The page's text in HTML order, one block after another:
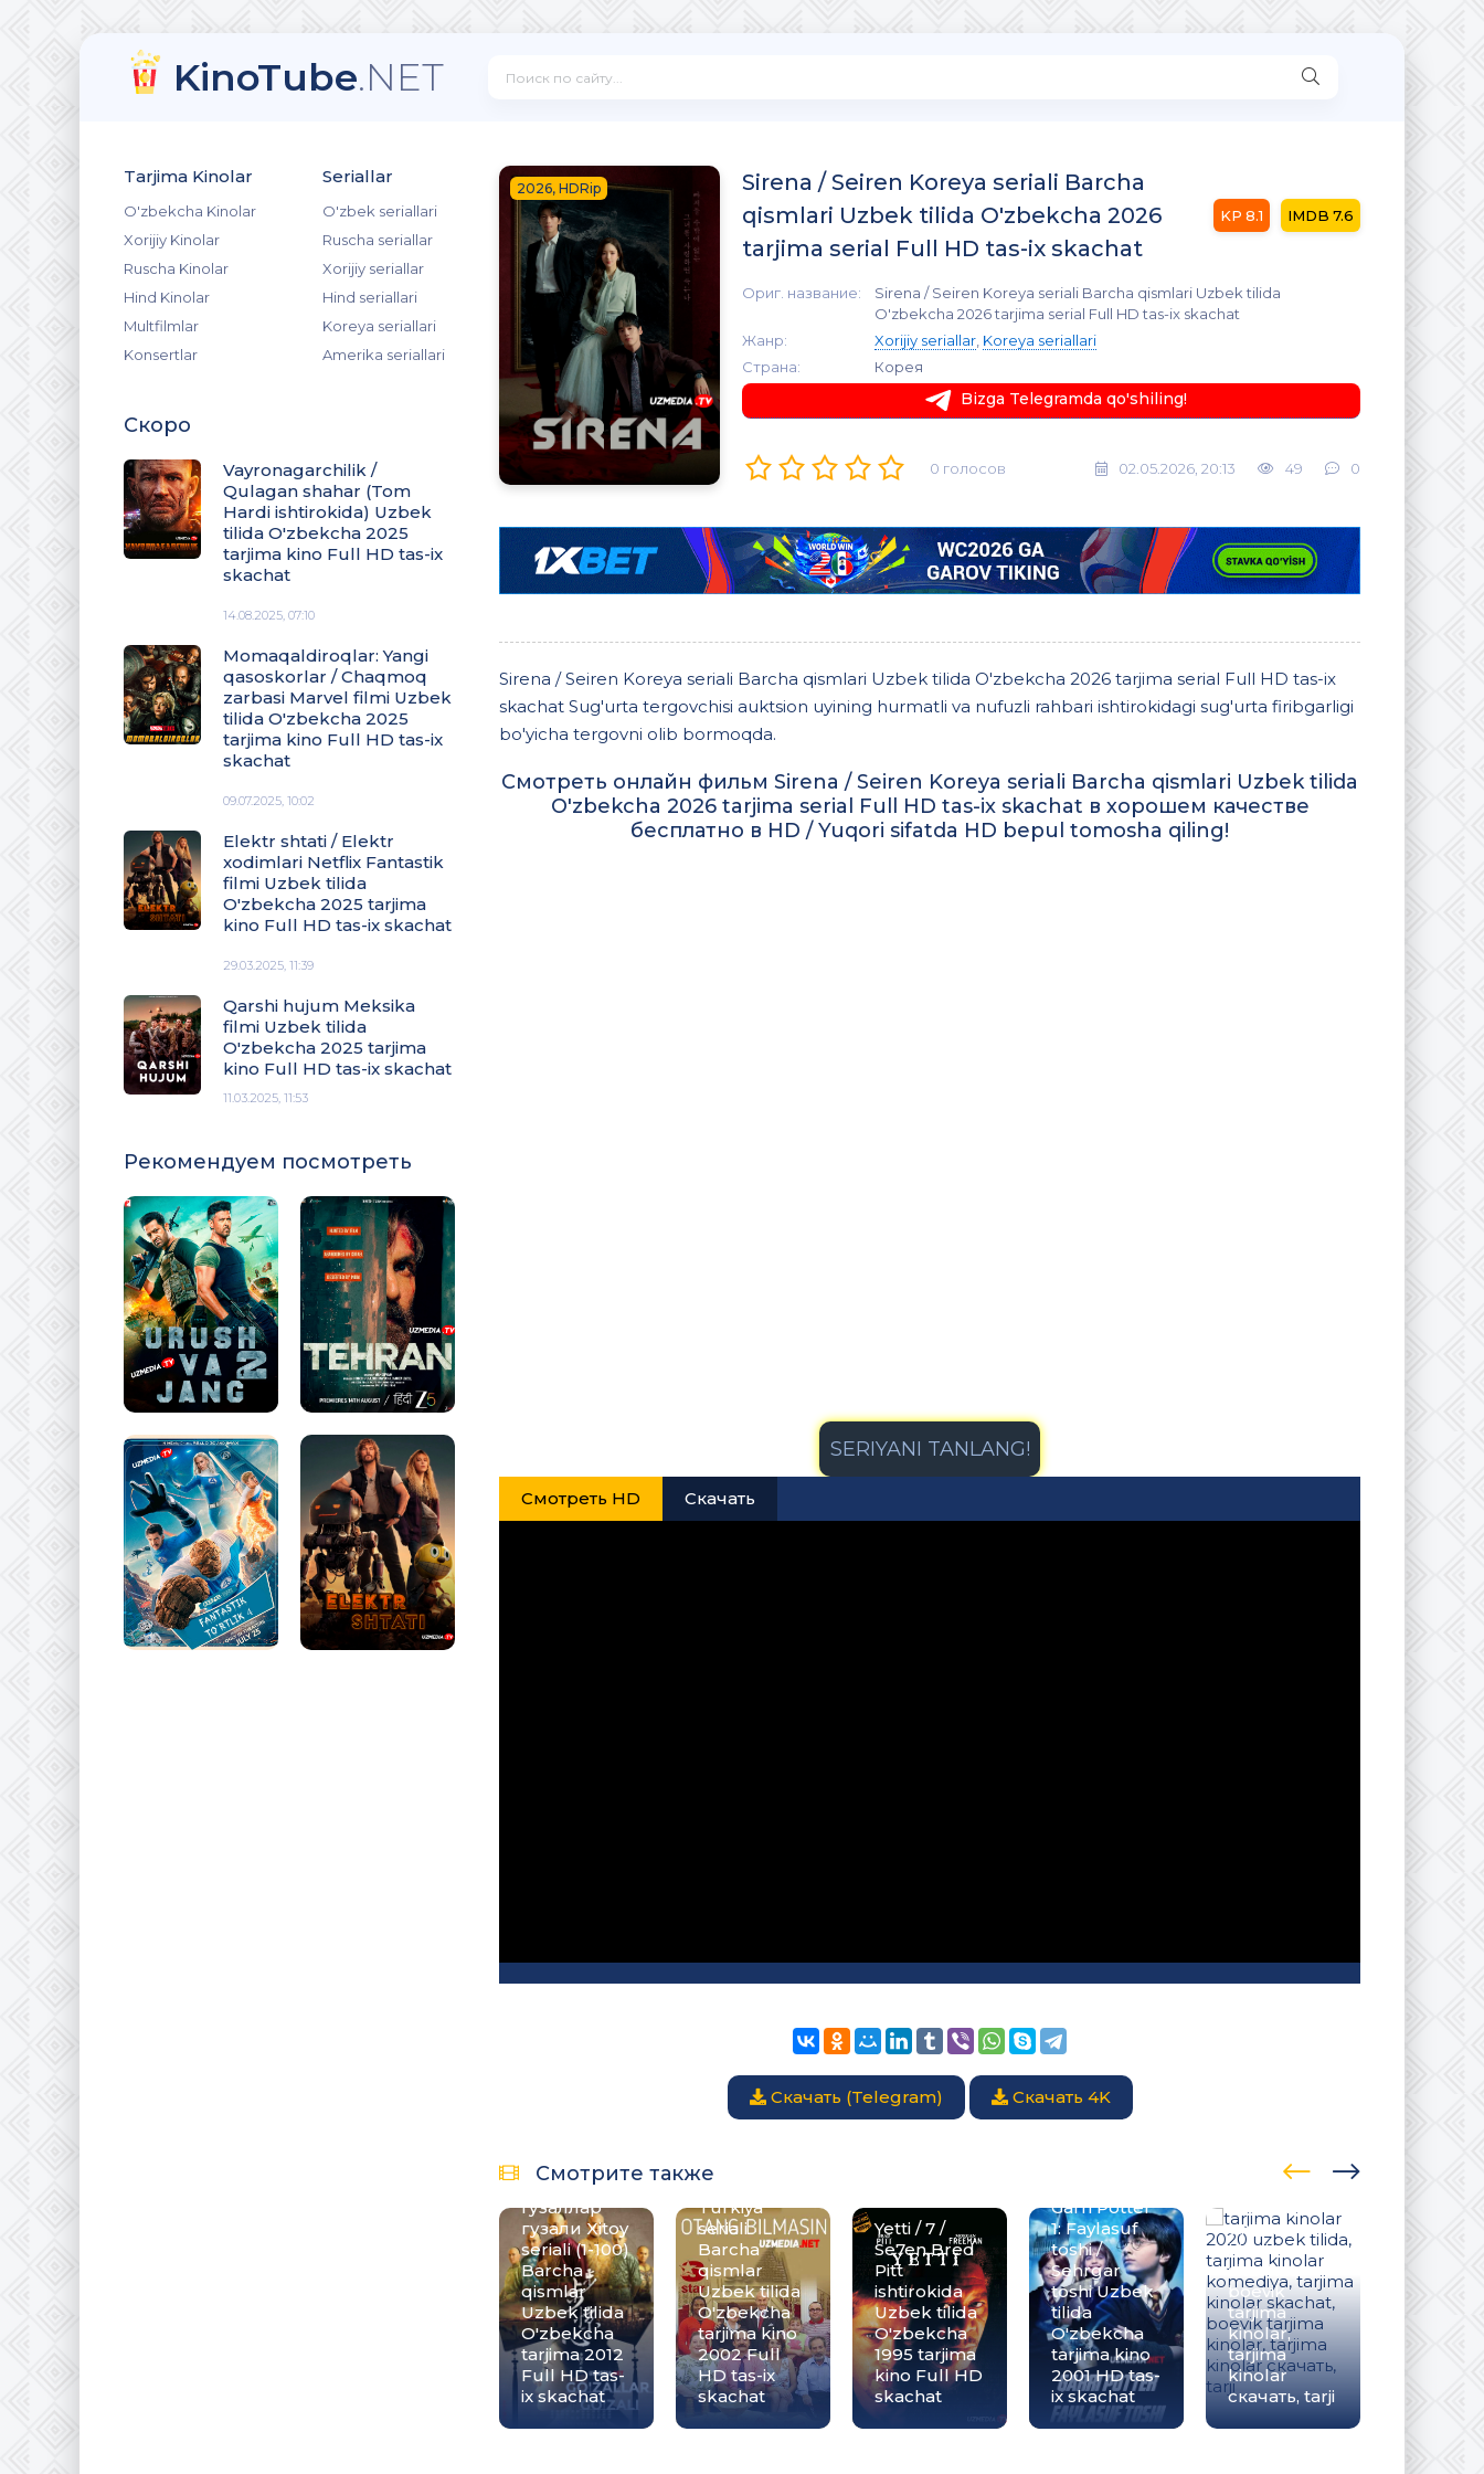
KinoTube.NET
Tarjima Kinolar
O'zbekcha Kinolar
Xorijiy Kinolar
Ruscha Kinolar
Hind Kinolar
Multfilmlar
Konsertlar
Seriallar
O'zbek seriallari
Ruscha seriallar
Xorijiy seriallar
Hind seriallari
Koreya seriallari
Amerika seriallari
Скоро
Vayronagarchilik /
Qulagan shahar (Tom
Hardi ishtirokida) Uzbek
tilida O'zbekcha 2025
tarjima kino Full HD tas-ix
skachat
14.08.2025, 07:10
Momaqaldiroqlar: Yangi
qasoskorlar / Chaqmoq
zarbasi Marvel filmi Uzbek
tilida O'zbekcha 2025
tarjima kino Full HD tas-ix
skachat
09.07.2025, 10:02
Elektr shtati / Elektr
xodimlari Netflix Fantastik
filmi Uzbek tilida
O'zbekcha 2025 tarjima
kino Full HD tas-ix skachat
29.03.2025, 11:39
Qarshi hujum Meksika
filmi Uzbek tilida
O'zbekcha 2025 tarjima
kino Full HD tas-ix skachat
11.03.2025, 11:53
Рекомендуем посмотреть
2026, HDRip
Sirena / Seiren Koreya seriali Barcha
qismlari Uzbek tilida O'zbekcha 2026
tarjima serial Full HD tas-ix skachat
8.1 7.6
Ориг. название:
Sirena / Seiren Koreya seriali Barcha qismlari Uzbek tilida
O'zbekcha 2026 tarjima serial Full HD tas-ix skachat
Жанр:
Xorijiy seriallar, Koreya seriallari
Страна:
Корея
Bizga Telegramda qo'shiling!
0 голосов 02.05.2026, 20:13 49 0
Sirena / Seiren Koreya seriali Barcha qismlari Uzbek tilida O'zbekcha 2026 tarjima serial Full HD tas-ix
skachat Sug'urta tergovchisi auktsion uyining hurmatli va nufuzli rahbari ishtirokidagi sug'urta firibgarligi
bo'yicha tergovni olib bormoqda.
Смотреть онлайн фильм Sirena / Seiren Koreya seriali Barcha qismlari Uzbek tilida
O'zbekcha 2026 tarjima serial Full HD tas-ix skachat в хорошем качестве
бесплатно в HD / Yuqori sifatda HD bepul tomosha qiling!
Смотреть HD Скачать
Скачать (Telegram) Скачать 4K
Смотрите также
Go'zallar
go'zali /
Гузаллар
гузали Xitoy
seriali (1-100)
Barcha
qismlar
Uzbek tilida
O'zbekcha
tarjima 2012
Full HD tas-
ix skachat
Otang
bilmasin
Turkiya
seriali
Barcha
qismlar
Uzbek tilida
O'zbekcha
tarjima kino
2002 Full
HD tas-ix
skachat
Yetti / 7 /
Se7en Bred
Pitt
ishtirokida
Uzbek tilida
O'zbekcha
1995 tarjima
kino Full HD
skachat
Garri Potter
1: Faylasuf
toshi /
Sehrgar
toshi Uzbek
tilida
O'zbekcha
tarjima kino
2001 HD tas-
ix skachat
tarjima
komediya,
tarjima
kinolar
skachat,
boevik
tarjima
kinolar,
tarjima
kinolar
скачать, tarji